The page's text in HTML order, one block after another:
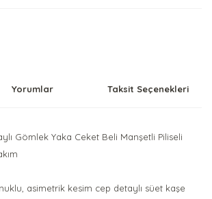
Yorumlar Taksit Seçenekleri
Gömlek Yaka Ceket Beli Manşetli Piliseli
asimetrik kesim cep detaylı süet kaşe